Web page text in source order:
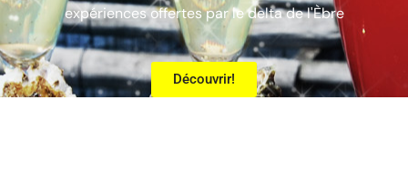
expériences offertes par le delta de l'Èbre
Découvrir!